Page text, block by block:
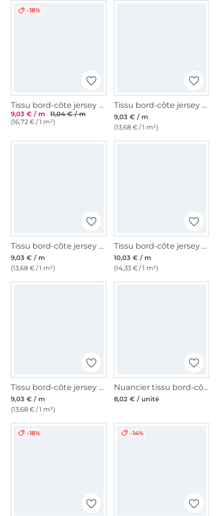
-18%
Tissu bord-côte jersey tubulaire côtelé, gris souris
9,03 € / m
11,04 € / m
(16,72 € / 1 m²)
Tissu bord-côte jersey tubulaire lisse, framboise
9,03 € / m
(13,68 € / 1 m²)
Tissu bord-côte jersey tubulaire lisse, vert olive
9,03 € / m
(13,68 € / 1 m²)
Tissu bord-côte jersey tubulaire lisse, rose
10,03 € / m
(14,33 € / 1 m²)
Tissu bord-côte jersey tubulaire lisse, bordeaux
9,03 € / m
(13,68 € / 1 m²)
Nuancier tissu bord-côte jersey tubulaire côtelé
8,02 € / unité
-18% -14%